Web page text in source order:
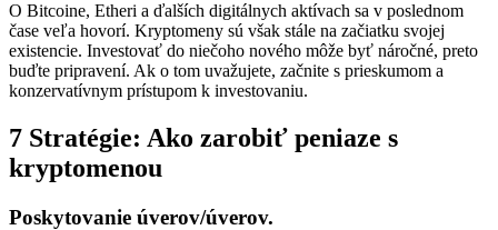
O Bitcoine, Etheri a ďalších digitálnych aktívach sa v poslednom
čase veľa hovorí. Kryptomeny sú však stále na začiatku svojej
existencie. Investovať do niečoho nového môže byť náročné, preto
buďte pripravení. Ak o tom uvažujete, začnite s prieskumom a
konzervatívnym prístupom k investovaniu.
7 Stratégie: Ako zarobiť peniaze s
kryptomenou
Poskytovanie úverov/úverov.